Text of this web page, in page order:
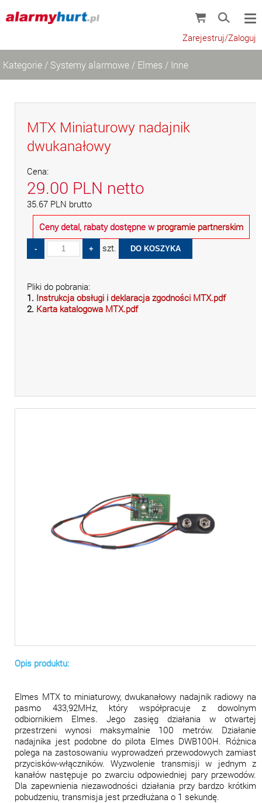
Zarejestruj/Zaloguj
Kategorie / Systemy alarmowe / Elmes / Inne
MTX Miniaturowy nadajnik
dwukanałowy
Cena:
29.00 PLN netto
35.67 PLN brutto
Ceny detal, rabaty dostępne w programie partnerskim
szt.
Pliki do pobrania:
1. Instrukcja obsługi i deklaracja zgodności MTX.pdf
2. Karta katalogowa MTX.pdf
Opis produktu:
Elmes MTX to miniaturowy, dwukanałowy nadajnik radiowy na
pasmo 433,92MHz, który współpracuje z dowolnym
odbiornikiem Elmes. Jego zasięg działania w otwartej
przestrzeni wynosi maksymalnie 100 metrów. Działanie
nadajnika jest podobne do pilota Elmes DWB100H. Różnica
polega na zastosowaniu wyprowadzeń przewodowych zamiast
przycisków-włączników. Wyzwolenie transmisji w jednym z
kanałów następuje po zwarciu odpowiedniej pary przewodów.
Dla zapewnienia niezawodności działania przy bardzo krótkim
pobudzeniu, transmisja jest przedłużana o 1 sekundę.